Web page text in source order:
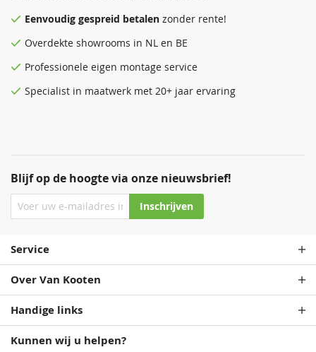
Blijf op de hoogte via onze nieuwsbrief!
Inschrijven
Eenvoudig gespreid betalen zonder rente!
Overdekte showrooms in NL en BE
Professionele eigen montage service
Specialist in maatwerk met 20+ jaar ervaring
Service
Over Van Kooten
Handige links
Kunnen wij u helpen?